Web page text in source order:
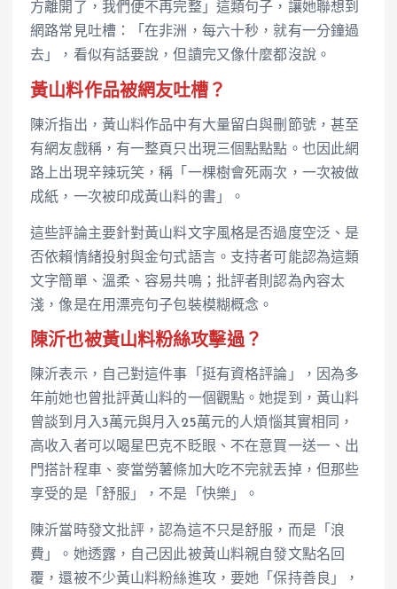
方離開了，我們便不再完整」這類句子，讓她聯想到
網路常見吐槽：「在非洲，每六十秒，就有一分鐘過
去」，看似有話要說，但讀完又像什麼都沒說。
黃山料作品被網友吐槽？
陳沂指出，黃山料作品中有大量留白與刪節號，甚至
有網友戲稱，有一整頁只出現三個點點點。也因此網
路上出現辛辣玩笑，稱「一棵樹會死兩次，一次被做
成紙，一次被印成黃山料的書」。
這些評論主要針對黃山料文字風格是否過度空泛、是
否依賴情緒投射與金句式語言。支持者可能認為這類
文字簡單、溫柔、容易共鳴；批評者則認為內容太
淺，像是在用漂亮句子包裝模糊概念。
陳沂也被黃山料粉絲攻擊過？
陳沂表示，自己對這件事「挺有資格評論」，因為多
年前她也曾批評黃山料的一個觀點。她提到，黃山料
曾談到月入3萬元與月入25萬元的人煩惱其實相同，
高收入者可以喝星巴克不眨眼、不在意買一送一、出
門搭計程車、麥當勞薯條加大吃不完就丟掉，但那些
享受的是「舒服」，不是「快樂」。
陳沂當時發文批評，認為這不只是舒服，而是「浪
費」。她透露，自己因此被黃山料親自發文點名回
覆，還被不少黃山料粉絲進攻，要她「保持善良」，